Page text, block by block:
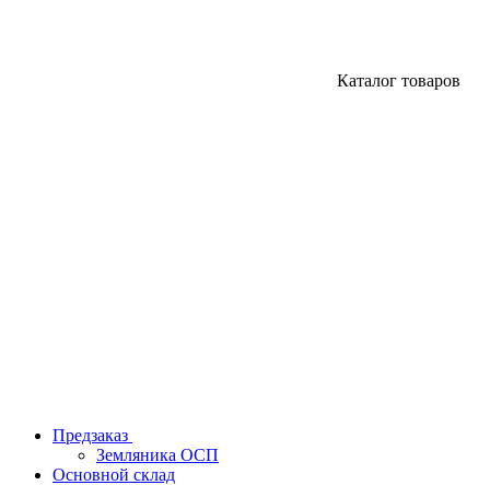
Каталог товаров
Предзаказ
Земляника ОСП
Основной склад